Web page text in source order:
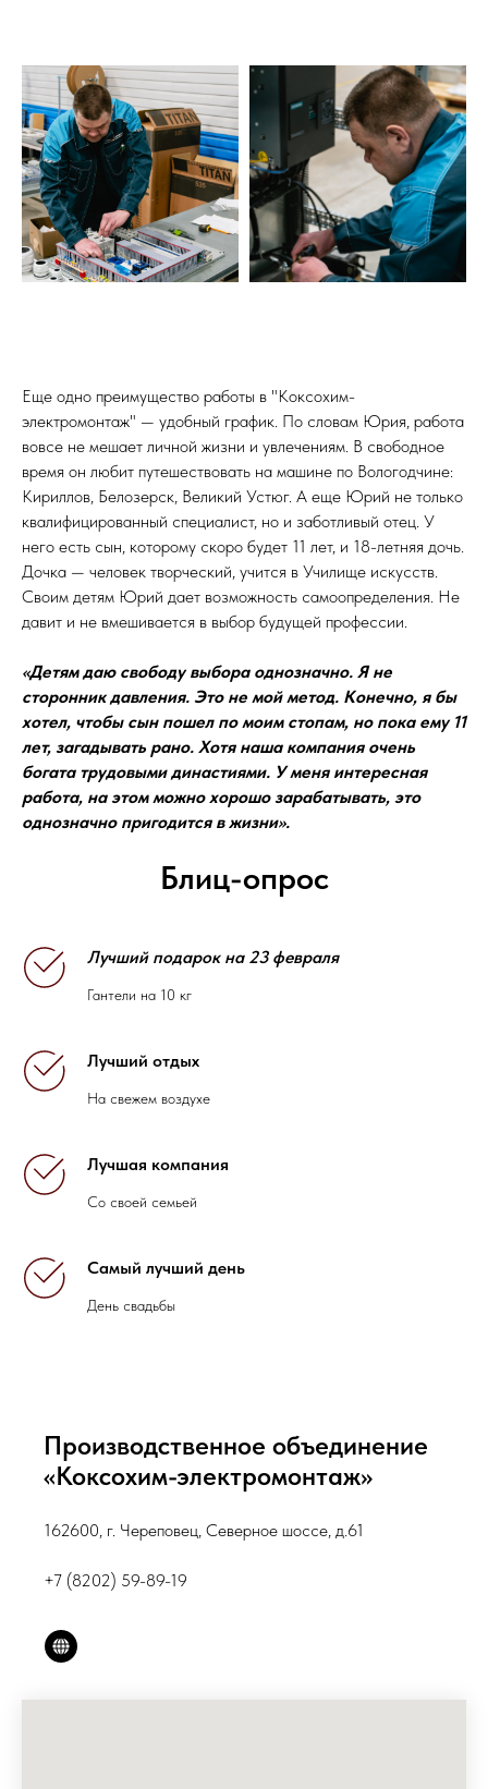
Еще одно преимущество работы в "Коксохим-
электромонтаж" — удобный график. По словам Юрия, работа
вовсе не мешает личной жизни и увлечениям. В свободное
время он любит путешествовать на машине по Вологодчине:
Кириллов, Белозерск, Великий Устюг. А еще Юрий не только
квалифицированный специалист, но и заботливый отец. У
него есть сын, которому скоро будет 11 лет, и 18-летняя дочь.
Дочка — человек творческий, учится в Училище искусств.
Своим детям Юрий дает возможность самоопределения. Не
давит и не вмешивается в выбор будущей профессии.
«Детям даю свободу выбора однозначно. Я не
сторонник давления. Это не мой метод. Конечно, я бы
хотел, чтобы сын пошел по моим стопам, но пока ему 11
лет, загадывать рано. Хотя наша компания очень
богата трудовыми династиями. У меня интересная
работа, на этом можно хорошо зарабатывать, это
однозначно пригодится в жизни».
Блиц-опрос
Лучший подарок на 23 февраля
Гантели на 10 кг
Лучший отдых
На свежем воздухе
Лучшая компания
Со своей семьей
Самый лучший день
День свадьбы
Производственное объединение
«Коксохим-электромонтаж»
162600, г. Череповец, Северное шоссе, д.61
+7 (8202) 59-89-19